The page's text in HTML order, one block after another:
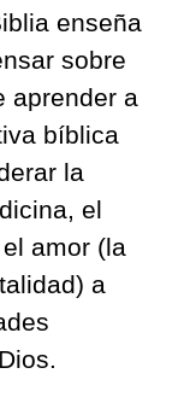
enseña
sobre
aprender a
bíblica
la
el
amor (la
a